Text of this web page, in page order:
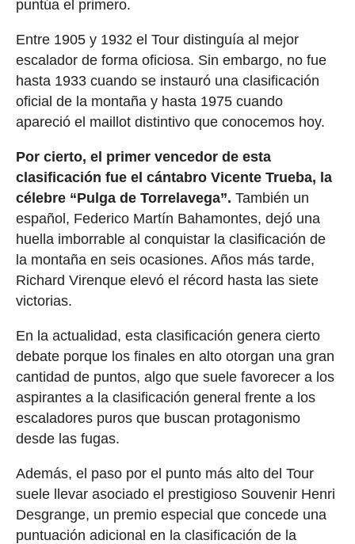
puntúa el primero.
Entre 1905 y 1932 el Tour distinguía al mejor
escalador de forma oficiosa. Sin embargo, no fue
hasta 1933 cuando se instauró una clasificación
oficial de la montaña y hasta 1975 cuando
apareció el maillot distintivo que conocemos hoy.
Por cierto, el primer vencedor de esta
clasificación fue el cántabro Vicente Trueba, la
célebre “Pulga de Torrelavega”. También un
español, Federico Martín Bahamontes, dejó una
huella imborrable al conquistar la clasificación de
la montaña en seis ocasiones. Años más tarde,
Richard Virenque elevó el récord hasta las siete
victorias.
En la actualidad, esta clasificación genera cierto
debate porque los finales en alto otorgan una gran
cantidad de puntos, algo que suele favorecer a los
aspirantes a la clasificación general frente a los
escaladores puros que buscan protagonismo
desde las fugas.
Además, el paso por el punto más alto del Tour
suele llevar asociado el prestigioso Souvenir Henri
Desgrange, un premio especial que concede una
puntuación adicional en la clasificación de la